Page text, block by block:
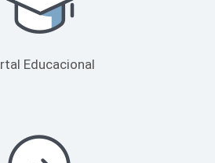
Educacional